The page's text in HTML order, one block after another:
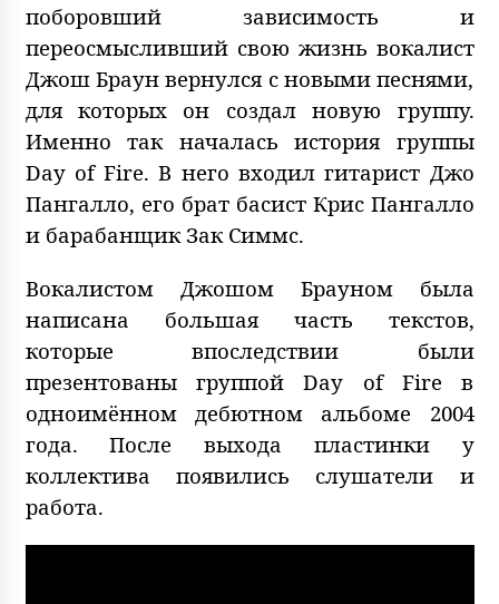
поборовший зависимость и
переосмысливший свою жизнь вокалист
Джош Браун вернулся с новыми песнями,
для которых он создал новую группу.
Именно так началась история группы
Day of Fire. В него входил гитарист Джо
Пангалло, его брат басист Крис Пангалло
и барабанщик Зак Симмс.
Вокалистом Джошом Брауном была
написана большая часть текстов,
которые впоследствии были
презентованы группой Day of Fire в
одноимённом дебютном альбоме 2004
года. После выхода пластинки у
коллектива появились слушатели и
работа.